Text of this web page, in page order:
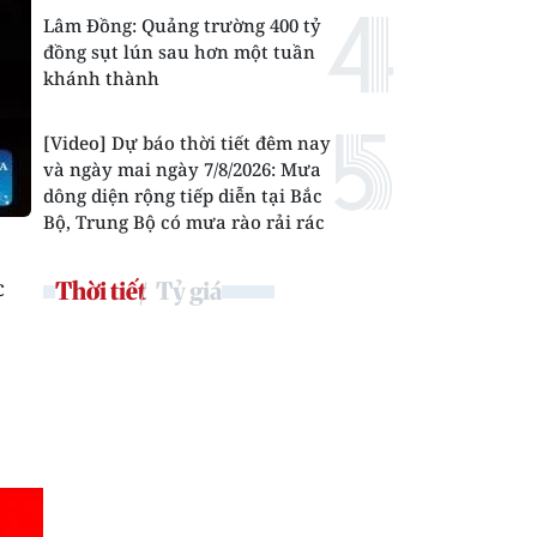
Lâm Đồng: Quảng trường 400 tỷ
đồng sụt lún sau hơn một tuần
khánh thành
[Video] Dự báo thời tiết đêm nay
và ngày mai ngày 7/8/2026: Mưa
dông diện rộng tiếp diễn tại Bắc
Bộ, Trung Bộ có mưa rào rải rác
Thời tiết Tỷ giá